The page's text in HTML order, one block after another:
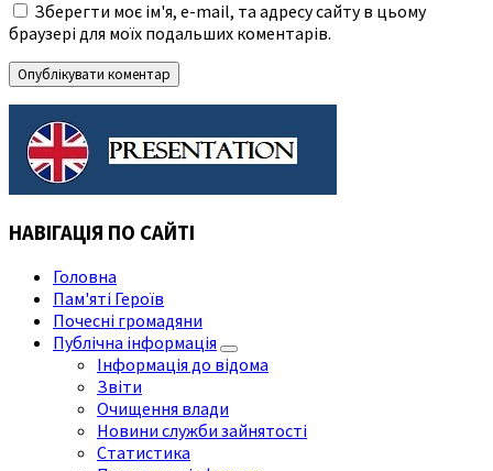
Зберегти моє ім'я, e-mail, та адресу сайту в цьому
браузері для моїх подальших коментарів.
НАВІГАЦІЯ ПО САЙТІ
Головна
Пам'яті Героїв
Почесні громадяни
Публічна інформація
Інформація до відома
Звіти
Очищення влади
Новини служби зайнятості
Статистика